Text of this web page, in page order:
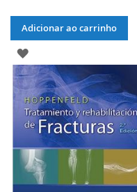
Adicionar ao carrinho
ADICIONAR
À
LISTA
DE
DESEJOS